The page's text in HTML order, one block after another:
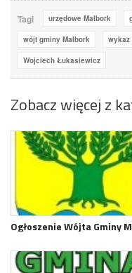
Tagi urzędowe Malbork
wójt gminy Malbork wykaz
Wojciech Łukasiewicz
Zobacz więcej z
Ogłoszenie Wójta Gminy